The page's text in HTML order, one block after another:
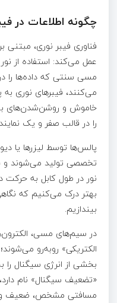
چگونه اطلاعات در
فناوری فیبر نوری، مبتنی
عمل می‌کند: استفاده از
مسی سنتی که داده‌ها را
می‌کنند، فیبرهای نوری
خاموش و روشن‌شدن‌های
را در قالب صفر و یک
تخصصی تولید می‌شوند
نور در طول کابل به حرکت
بهتر درک می‌کنیم که
بیندازیم.
در سیم‌های مسی،
الکتریکی» روبه‌رو
بخشی از انرژی سیگنال را
«تضعیف سیگنال» نام
مسافتی مشخص، ضعیف و